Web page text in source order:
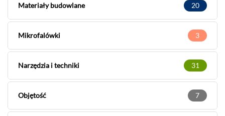
Materiały budowlane 20
Mikrofalówki 3
Narzędzia i techniki 31
Objętość 7